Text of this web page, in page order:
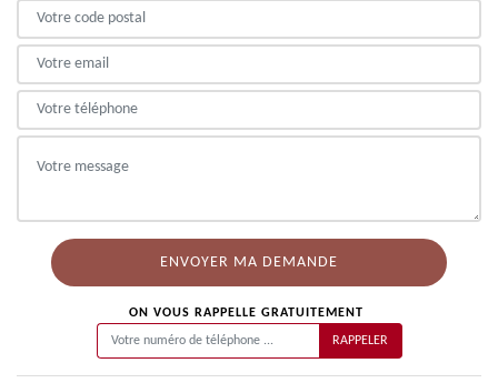
ON VOUS RAPPELLE GRATUITEMENT